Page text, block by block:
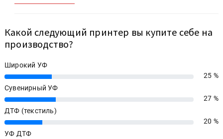
Какой следующий принтер вы купите себе на
производство?
Широкий УФ
25%
25 %
Сувенирный УФ
27%
27 %
ДТФ (текстиль)
20%
20 %
УФ ДТФ